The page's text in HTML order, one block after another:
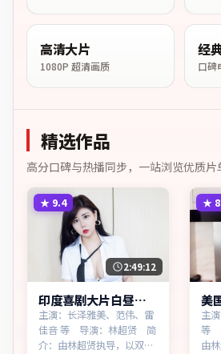
高清大片
1080P 超清画质
经
口碑
精选作品
高分口碑与热播同步，一站浏览优质片
★ 9.4
2:49:12
印度喜剧大片白昼档
案蓝光资源看
主演：长泽雅美、范伟、雷
佳音 等 导演：林超贤 简
介：由林超贤执导，以双线
★
美
界
主
等
由